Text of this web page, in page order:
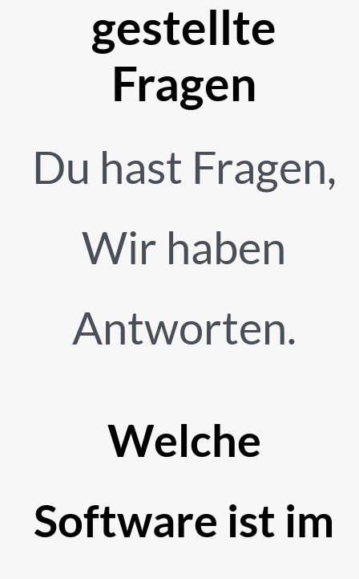
gestellte
Fragen
Du hast Fragen,
Wir haben
Antworten.
Welche
Software ist im